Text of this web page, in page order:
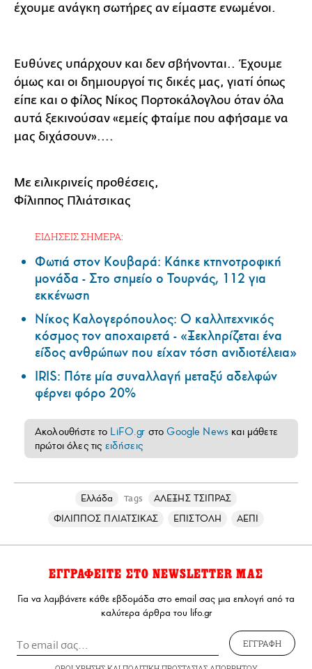
έχουμε ανάγκη σωτήρες αν είμαστε ενωμένοι.
Ευθύνες υπάρχουν και δεν σβήνονται.. Έχουμε
όμως και οι δημιουργοί τις δικές μας, γιατί όπως
είπε και ο φίλος Νίκος Πορτοκάλογλου όταν όλα
αυτά ξεκινούσαν «εμείς φταίμε που αφήσαμε να
μας διχάσουν»....
Με ειλικρινείς προθέσεις,
Φίλιππος Πλιάτσικας
ΕΙΔΗΣΕΙΣ ΣΗΜΕΡΑ:
Φωτιά στον Κουβαρά: Κάηκε κτηνοτροφική
μονάδα - Στο σημείο ο Τουρνάς, 112 για
εκκένωση
Νίκος Καλογερόπουλος: Ο καλλιτεχνικός
κόσμος τον αποχαιρετά - «Ξεκληρίζεται ένα
είδος ανθρώπων που είχαν τόση ανιδιοτέλεια»
IRIS: Πότε μία συναλλαγή μεταξύ αδελφών
φέρνει φόρο 20%
Ακολουθήστε το LiFO.gr στοGoogle News και μάθετε
πρώτοι όλες τις ειδήσεις
Ελλάδα Tags
ΑΛΕΞΗΣ ΤΣΙΠΡΑΣ
ΦΙΛΙΠΠΟΣ ΠΛΙΑΤΣΙΚΑΣ
ΕΠΙΣΤΟΛΗ ΑΕΠΙ
ΕΓΓΡΑΦΕΙΤΕ ΣΤΟ NEWSLETTER ΜΑΣ
Για να λαμβάνετε κάθε εβδομάδα στο email σας μια επιλογή από τα
καλύτερα άρθρα του lifo.gr
ΕΓΓΡΑΦΗ